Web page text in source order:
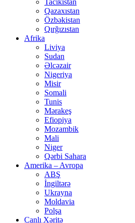
Tacikistan
Qazaxıstan
Özbəkistan
Qırğızıstan
Afrika
Liviya
Sudan
Əlcəzair
Nigeriya
Misir
Somali
Tunis
Mərakeş
Efiopiya
Mozambik
Mali
Niger
Qərbi Sahara
Amerika – Avropa
ABŞ
İngiltərə
Ukrayna
Moldavia
Polşa
Canlı Xəritə